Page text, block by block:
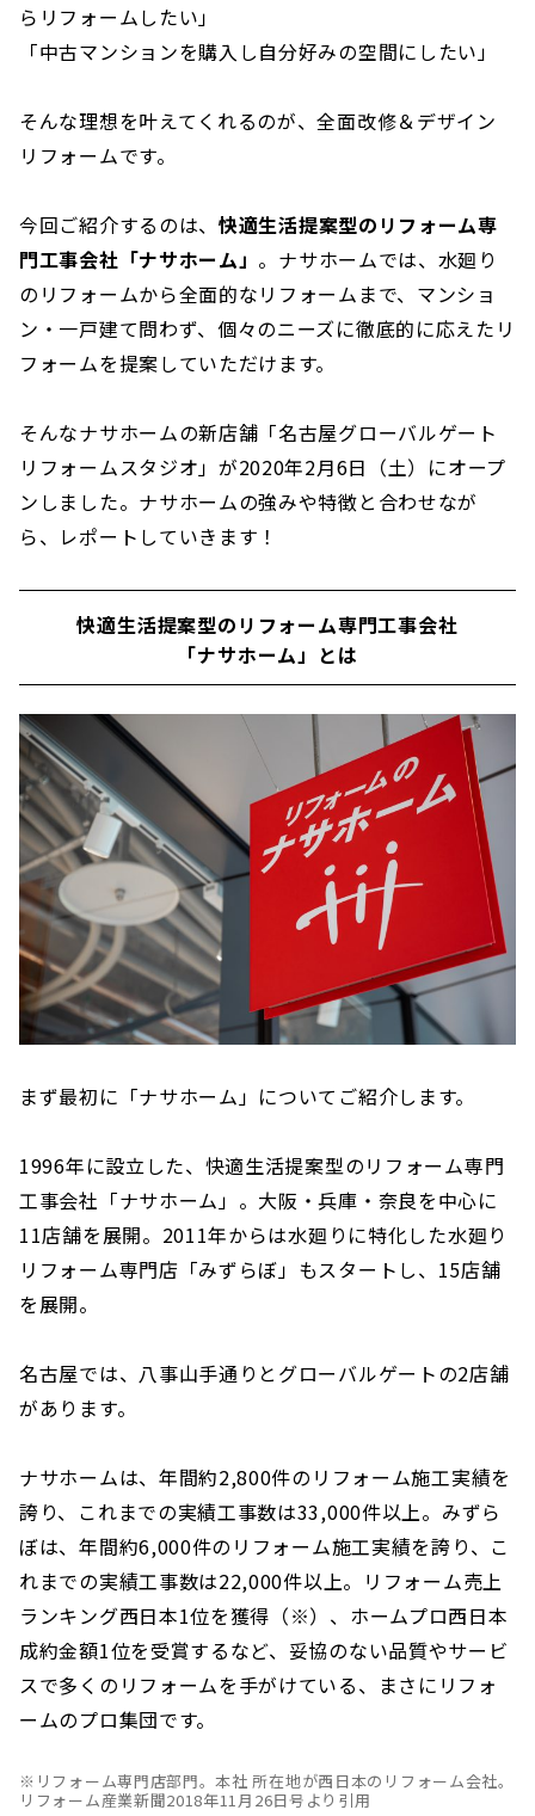
らリフォームしたい」
「中古マンションを購入し自分好みの空間にしたい」
そんな理想を叶えてくれるのが、全面改修＆デザイン
リフォームです。
今回ご紹介するのは、 快適生活提案型のリフォーム専
門工事会社「ナサホーム」 。ナサホームでは、水廻り
のリフォームから全面的なリフォームまで、マンショ
ン・一戸建て問わず、個々のニーズに徹底的に応えたリ
フォームを提案していただけます。
そんなナサホームの新店舗「名古屋グローバルゲート
リフォームスタジオ」が2020年2月6日（土）にオープ
ンしました。ナサホームの強みや特徴と合わせなが
ら、レポートしていきます！
快適生活提案型のリフォーム専門工事会社
「ナサホーム」とは
まず最初に「ナサホーム」についてご紹介します。
1996年に設立した、快適生活提案型のリフォーム専門
工事会社「ナサホーム」。大阪・兵庫・奈良を中心に
11店舗を展開。2011年からは水廻りに特化した水廻り
リフォーム専門店「みずらぼ」もスタートし、15店舗
を展開。
名古屋では、八事山手通りとグローバルゲートの2店舗
があります。
ナサホームは、年間約2,800件のリフォーム施工実績を
誇り、これまでの実績工事数は33,000件以上。みずら
ぼは、年間約6,000件のリフォーム施工実績を誇り、こ
れまでの実績工事数は22,000件以上。リフォーム売上
ランキング西日本1位を獲得（※）、ホームプロ西日本
成約金額1位を受賞するなど、妥協のない品質やサービ
スで多くのリフォームを手がけている、まさにリフォ
ームのプロ集団です。
※リフォーム専門店部門。本社 所在地が西日本のリフォーム会社。
リフォーム産業新聞2018年11月26日号より引用